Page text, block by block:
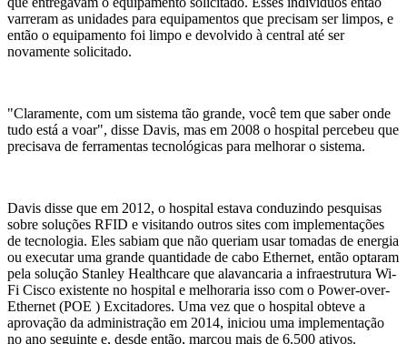
varreram as unidades para equipamentos que precisam ser limpos, e
então o equipamento foi limpo e devolvido à central até ser
novamente solicitado.
"Claramente, com um sistema tão grande, você tem que saber onde
tudo está a voar", disse Davis, mas em 2008 o hospital percebeu que
precisava de ferramentas tecnológicas para melhorar o sistema.
Davis disse que em 2012, o hospital estava conduzindo pesquisas
sobre soluções RFID e visitando outros sites com implementações
de tecnologia. Eles sabiam que não queriam usar tomadas de energia
ou executar uma grande quantidade de cabo Ethernet, então optaram
pela solução Stanley Healthcare que alavancaria a infraestrutura Wi-
Fi Cisco existente no hospital e melhoraria isso com o Power-over-
Ethernet (POE ) Excitadores. Uma vez que o hospital obteve a
aprovação da administração em 2014, iniciou uma implementação
no ano seguinte e, desde então, marcou mais de 6.500 ativos.